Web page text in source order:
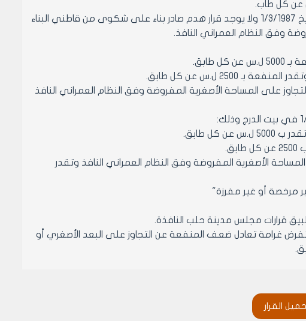
3- مصاعد مركبة ومستثمرة في بيت الدرج لأبنية مرخصة اعتباراً من تاريخ 1/3/1987 ولا يوجد قرار هدم صادر بناء على شكوى من قاطني البناء
وفق النظام العمراني النافذ.
ل.س عن كل طابق.
على المساحة الأصغرية المفروضة وفق النظام العمراني النافذ
طابق.
الأصغرية المفروضة وفق النظام العمراني النافذ وتقدر
قرارات مجلس مدينة حلب النافذة.
تفرض غرامة تعادل ضعف المنفعة عن التجاوز على البعد الأصغري أو
ل.س عن كل طابق.
على المساحة الأصغرية المفروضة وفق النظام العمراني النافذ
القرار